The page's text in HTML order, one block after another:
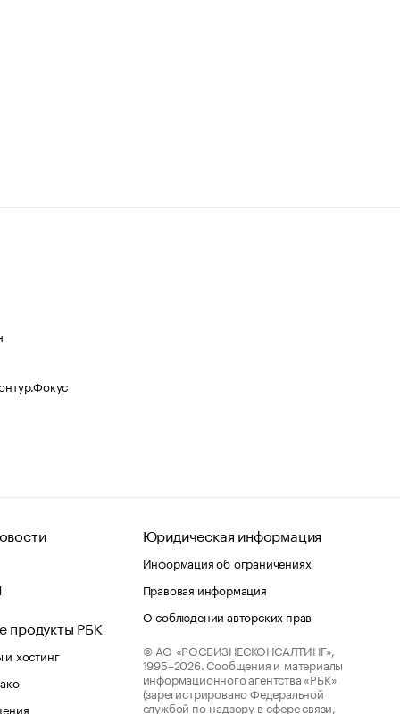
продукты РБК
хостинг
Юридическая информация
Информация об ограничениях
Правовая информация
О соблюдении авторских прав
© АО «РОСБИЗНЕСКОНСАЛТИНГ»,
1995–2026. Сообщения и материалы
информационного агентства «РБК»
(зарегистрировано Федеральной
службой по надзору в сфере связи,